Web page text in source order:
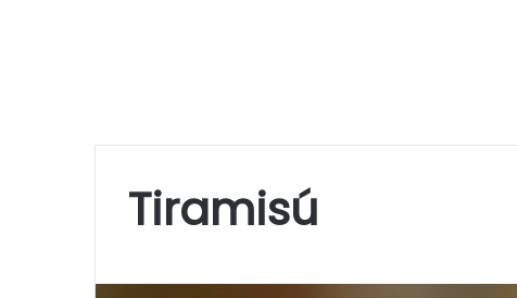
Tiramisú